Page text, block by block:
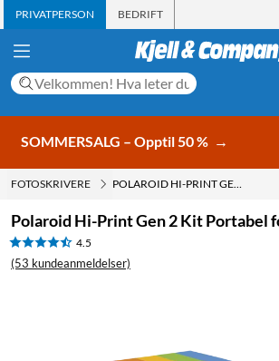
PRIVATPERSON BEDRIFT
SOMMERSALG – Opptil 50 % →
FOTOSKRIVERE POLAROID HI-PRINT GEN 2 KIT PORTABEL FOTOSKRIVER SVART
Polaroid Hi-Print Gen 2 Kit Portabel
4.5
(53 kundeanmeldelser)